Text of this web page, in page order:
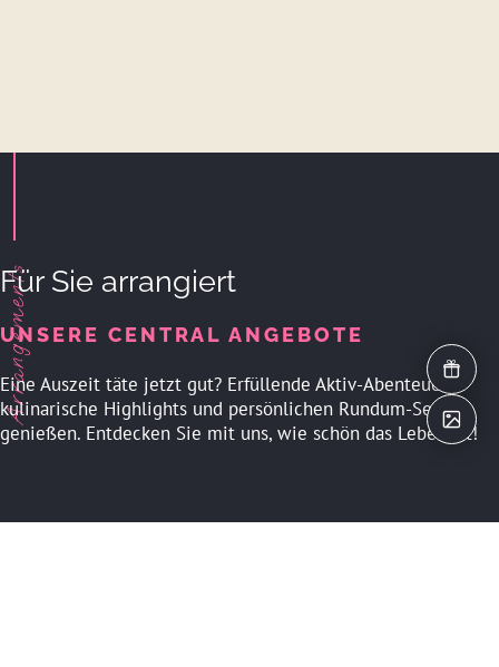
Arrangements
Für Sie arrangiert
UNSERE CENTRAL ANGEBOTE
Eine Auszeit täte jetzt gut? Erfüllende Aktiv-Abenteuer,
kulinarische Highlights und persönlichen Rundum-Service
genießen. Entdecken Sie mit uns, wie schön das Leben ist!